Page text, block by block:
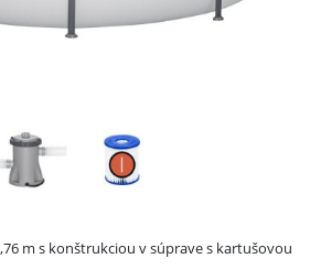
m s konštrukciou v súprave s kartušovou